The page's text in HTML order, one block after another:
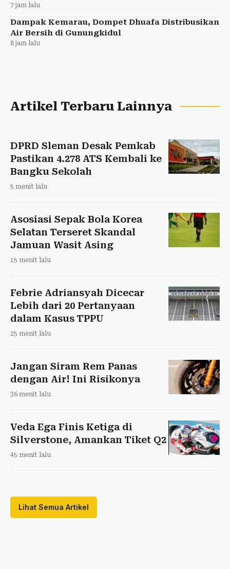
7 jam lalu
Dampak Kemarau, Dompet Dhuafa Distribusikan
Air Bersih di Gunungkidul
8 jam lalu
Artikel Terbaru Lainnya
DPRD Sleman Desak Pemkab
Pastikan 4.278 ATS Kembali ke
Bangku Sekolah
5 menit lalu
Asosiasi Sepak Bola Korea
Selatan Terseret Skandal
Jamuan Wasit Asing
15 menit lalu
Febrie Adriansyah Dicecar
Lebih dari 20 Pertanyaan
dalam Kasus TPPU
25 menit lalu
Jangan Siram Rem Panas
dengan Air! Ini Risikonya
36 menit lalu
Veda Ega Finis Ketiga di
Silverstone, Amankan Tiket Q2
45 menit lalu
Lihat Semua Artikel